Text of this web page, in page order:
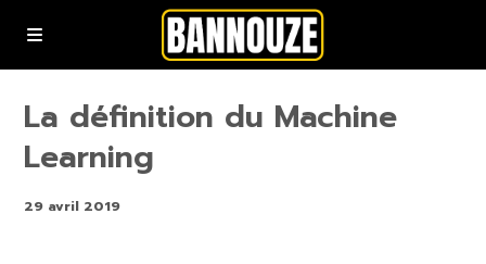
Podcasts
YouTube
La définition du Machine
Learning
29 avril 2019